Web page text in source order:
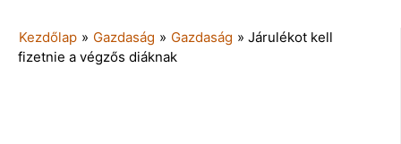
Kezdőlap » Gazdaság » Gazdaság » Járulékot kell
fizetnie a végzős diáknak